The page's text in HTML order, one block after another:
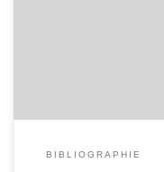
BIBLIOGRAPHIE